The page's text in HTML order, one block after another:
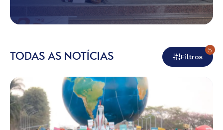
TODAS AS NOTÍCIAS Filtros
5